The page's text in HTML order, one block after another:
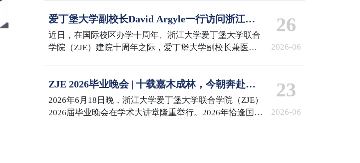
全国先进基层党组织进行了表彰。国际校区百余名师生代
表在校区多功能厅集中收看了庆祝大会直播。
爱丁堡大学副校长David Argyle一行访问浙江大
学国际校区
近日，在国际校区办学十周年、浙江大学爱丁堡大学联合
学院（ZJE）建院十周年之际，爱丁堡大学副校长兼医学
士在紫金港校区会见了David Argyle副校长一行。随后，
代表团赴浙江大学国际校区参访。国际校区党委书记兼副
院长李敏与代表团举行座谈。ZJE院长柯越海、…
26
2026-06
ZJE 2026毕业晚会 | 十载嘉木成林，今朝奔赴山
海
2026年6月18日晚，浙江大学爱丁堡大学联合学院（ZJE）
2026届毕业晚会在学术大讲堂隆重举行。2026年恰逢国际
23
2026-06